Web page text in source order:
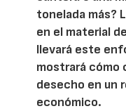
tonelada más?
en el material
llevará este
mostrará cómo
desecho en un
económico.